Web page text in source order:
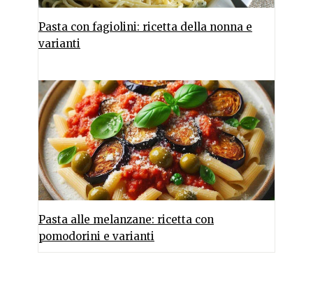
Pasta con fagiolini: ricetta della nonna e
varianti
Pasta alle melanzane: ricetta con
pomodorini e varianti